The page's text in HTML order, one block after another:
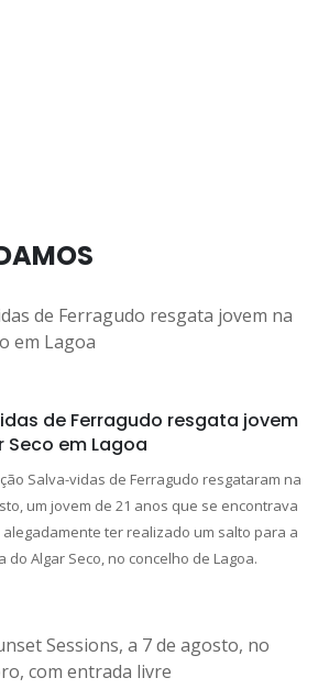
de Ferragudo resgata jovem
Seco em Lagoa
Salva-vidas de Ferragudo resgataram na
um jovem de 21 anos que se encontrava
ter realizado um salto para a
do Algar Seco, no concelho de Lagoa.